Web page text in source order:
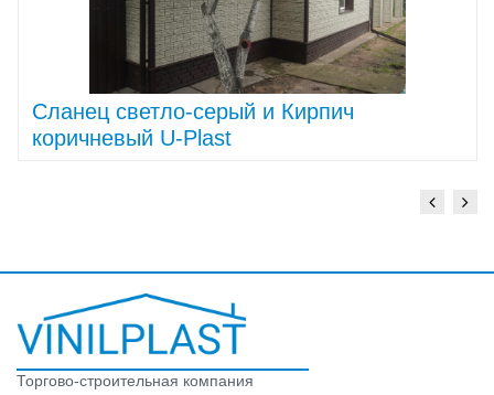
Cланец светло-серый и Кирпич
коричневый U-Plast
Торгово-строительная компания